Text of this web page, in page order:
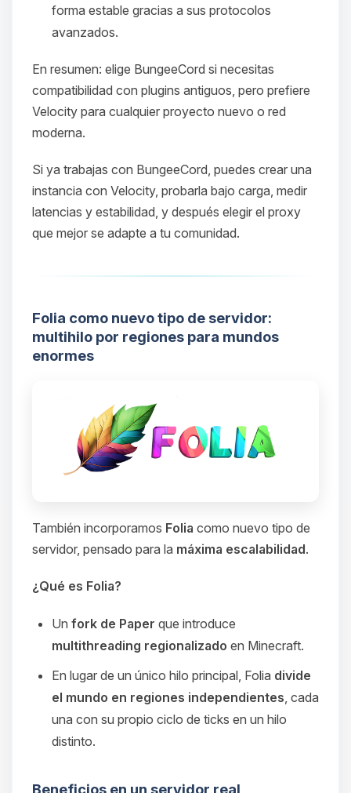
forma estable gracias a sus protocolos
avanzados.
En resumen: elige BungeeCord si necesitas
compatibilidad con plugins antiguos, pero prefiere
Velocity para cualquier proyecto nuevo o red
moderna.
Si ya trabajas con BungeeCord, puedes crear una
instancia con Velocity, probarla bajo carga, medir
latencias y estabilidad, y después elegir el proxy
que mejor se adapte a tu comunidad.
Folia como nuevo tipo de servidor:
multihilo por regiones para mundos
enormes
También incorporamos Folia como nuevo tipo de
servidor, pensado para la máxima escalabilidad.
¿Qué es Folia?
Un fork de Paper que introduce
multithreading regionalizado en Minecraft.
En lugar de un único hilo principal, Folia divide
el mundo en regiones independientes , cada
una con su propio ciclo de ticks en un hilo
distinto.
Beneficios en un servidor real
hablar! Soy Choupy, tu pequeno
asistente de BoxToPlay. Cuentame
que necesitas y moveré mis
09/08/2026 07:53